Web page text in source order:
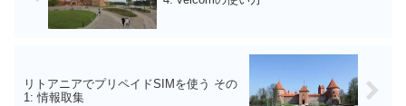
リトアニアでプリペイドSIMを使う その
1: 情報取集